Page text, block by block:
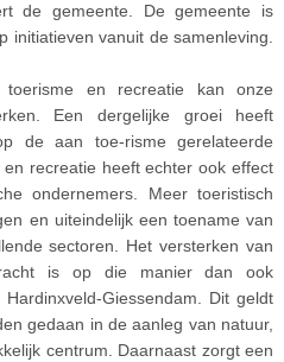
de gemeente. De gemeente is
initiatieven vanuit de samenleving.
en recreatie kan onze
Een dergelijke groei heeft
de aan toe-risme gerelateerde
recreatie heeft echter ook effect
ondernemers. Meer toeristisch
en uiteindelijk een toename van
sectoren. Het versterken van
is op die manier dan ook
Giessendam. Dit geldt
gedaan in de aanleg van natuur,
centrum. Daarnaast zorgt een